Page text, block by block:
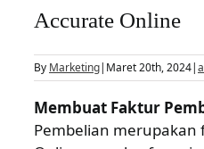
Fitur
Harga
Manufaktur
Accurate Online
By Marketing| Maret 20th, 2024|
Membuat Faktur
Pembelian merupakan